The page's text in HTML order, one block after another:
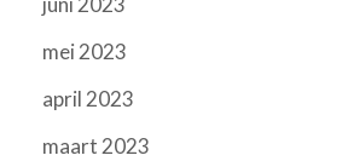
mei 2023
april 2023
maart 2023